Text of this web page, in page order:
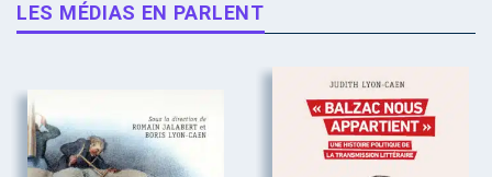
LES MÉDIAS EN PARLENT